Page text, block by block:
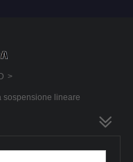
>
sospensione lineare